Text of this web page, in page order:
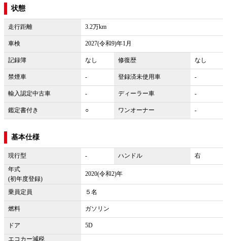
状態
走行距離 3.2万km
車検 2027(令和9)年1月
記録簿 なし 修復歴 なし
禁煙車 - 登録済未使用車 -
輸入認定中古車 - ディーラー車 -
鑑定書付き ○ ワンオーナー -
基本仕様
現行型 - ハンドル
右
年式
(初年度登録)
2020(令和2)年
乗員定員 ５名
燃料 ガソリン
ドア
5D
エコカー減税